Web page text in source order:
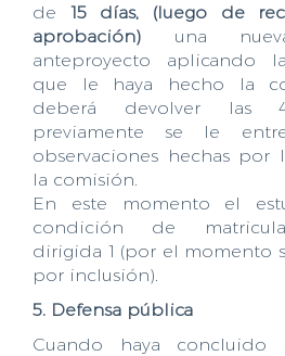
de 15 días, (luego de
aprobación) una
anteproyecto aplicando
que le haya hecho la
deberá devolver las
previamente se le
observaciones hechas por
la comisión.
En este momento el
condición de
dirigida 1 (por el momento
por inclusión).
5. Defensa pública
Cuando haya